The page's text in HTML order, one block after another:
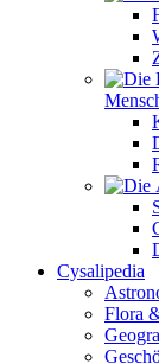
Cysalipedia
Flora